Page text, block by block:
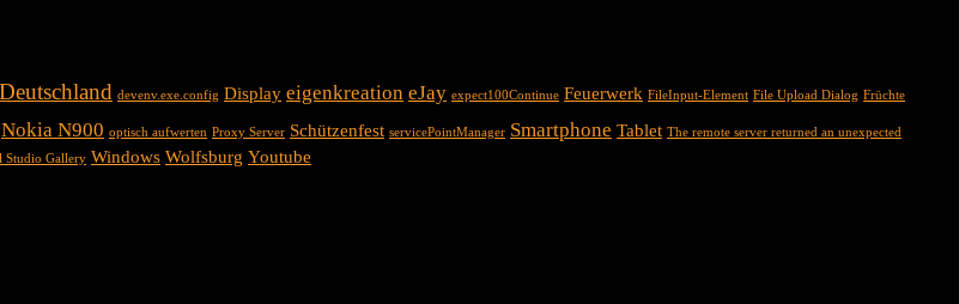
Deutschland devenv.exe.config Display eigenkreation eJay expect100Continue Feuerwerk FileInput-Element File Upload Dialog Früchte
Nokia N900 optisch aufwerten Proxy Server Schützenfest servicePointManager Smartphone Tablet The remote server returned an unexpected
Studio Gallery Windows Wolfsburg Youtube